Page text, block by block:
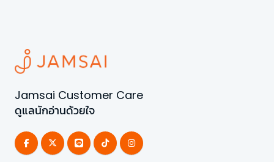
Jamsai Customer Care
ดูแลนักอ่านด้วยใจ